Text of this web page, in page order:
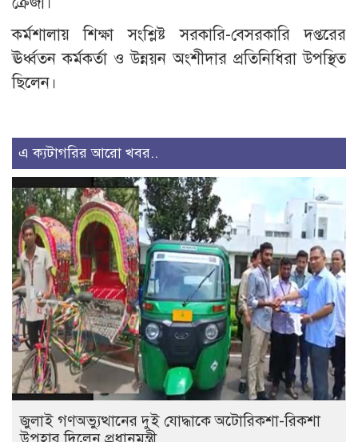
কর্মশালায় শিক্ষা সংশ্লিষ্ট সরকারি-বেসরকারি দপ্তরের
ঊর্ধ্বতন কর্মকর্তা ও উন্নয়ন অংশীদার প্রতিনিধিরা উপস্থিত
ছিলেন।
এ ক্যটাগরির আরো খবর..
জুলাই গণঅভ্যুত্থানের দুই যোদ্ধাকে অটোরিকশা-রিকশা
উপহার দিলেন প্রধানমন্ত্রী